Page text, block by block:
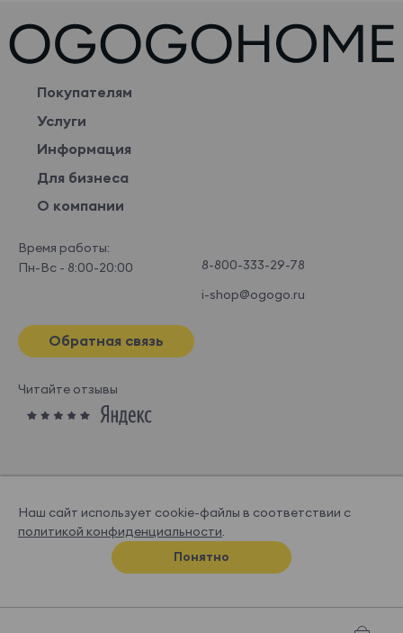
Покупателям
Услуги
Информация
Для бизнеса
О компании
Время работы:
Пн-Вс - 8:00-20:00
8-800-333-29-78
i-shop@ogogo.ru
Обратная связь
Читайте отзывы
© OGOGOHOME, 2026
Спроектировано и нарисовано вСупрематике
Наш сайт использует cookie-файлы в соответствии с
политикой конфиденциальности.
Понятно